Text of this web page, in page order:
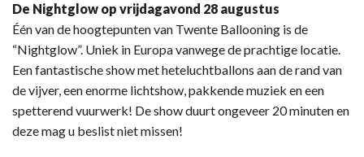
De Nightglow op vrijdagavond 28 augustus
Één van de hoogtepunten van Twente Ballooning is de
“Nightglow”. Uniek in Europa vanwege de prachtige locatie.
Een fantastische show met heteluchtballons aan de rand van
de vijver, een enorme lichtshow, pakkende muziek en een
spetterend vuurwerk! De show duurt ongeveer 20 minuten en
deze mag u beslist niet missen!